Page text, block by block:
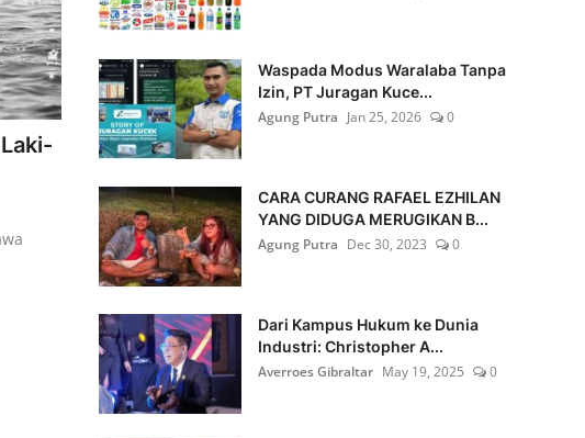
Waspada Modus Waralaba Tanpa
Izin, PT Juragan Kuce...
Agung Putra Jan 25, 2026 0
CARA CURANG RAFAEL EZHILAN
YANG DIDUGA MERUGIKAN B...
Agung Putra Dec 30, 2023 0
Dari Kampus Hukum ke Dunia
Industri: Christopher A...
Averroes Gibraltar May 19, 2025 0